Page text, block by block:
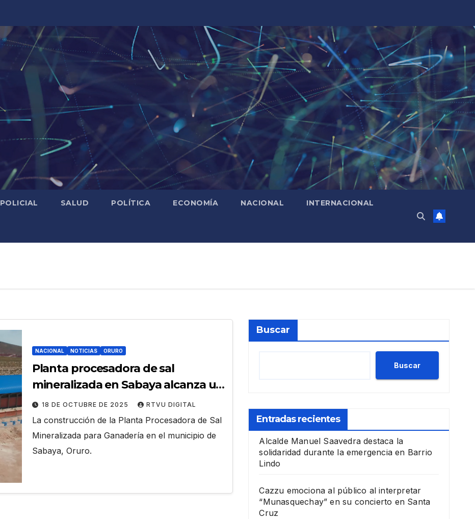
POLICIAL SALUD POLÍTICA ECONOMÍA NACIONAL INTERNACIONAL
NACIONAL NOTICIAS ORURO
Planta procesadora de sal
mineralizada en Sabaya alcanza un
avance del 92%
18 DE OCTUBRE DE 2025 RTVU DIGITAL
La construcción de la Planta Procesadora de Sal
Mineralizada para Ganadería en el municipio de
Sabaya, Oruro.
Buscar
Buscar
Entradas recientes
Alcalde Manuel Saavedra destaca la
solidaridad durante la emergencia en Barrio
Lindo
Cazzu emociona al público al interpretar
“Munasquechay” en su concierto en Santa
Cruz